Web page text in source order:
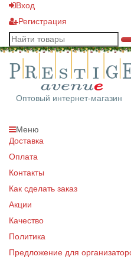
Вход
Регистрация
Оптовый интернет-магазин
Меню
Доставка
Оплата
Контакты
Как сделать заказ
Акции
Качество
Политика
Предложение для